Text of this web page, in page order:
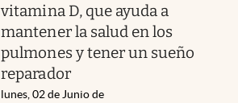
vitamina D, que ayuda a
mantener la salud en los
pulmones y tener un sueño
reparador
lunes, 02 de Junio de